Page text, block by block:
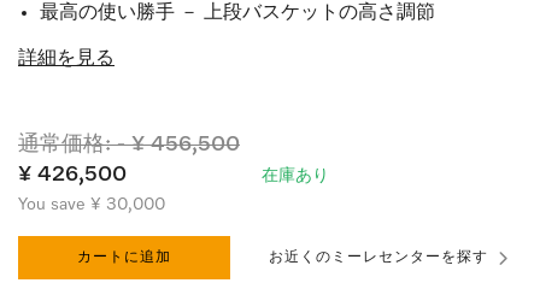
最高の使い勝手 － 上段バスケットの高さ調節
詳細を見る
通常価格: - ¥ 456,500
¥ 426,500
在庫あり
You save ¥ 30,000
カートに追加 お近くのミーレセンターを探す